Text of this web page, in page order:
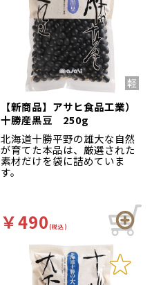
【新商品】アサヒ食品工業）
十勝産黒豆 250g
北海道十勝平野の雄大な自然
が育てた本品は、厳選された
素材だけを袋に詰めていま
す。
￥490(税込)